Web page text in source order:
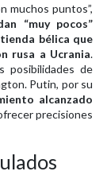
muchos puntos”,
“muy pocos”
bélica que
rusa a Ucrania.
posibilidades de
Putin, por su
alcanzado
precisiones